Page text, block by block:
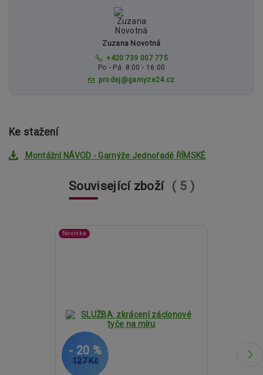
Zuzana Novotná
+420 739 007 775
Po - Pá: 8:00 - 16:00
prodej@garnyze24.cz
Ke stažení
Montážní NÁVOD - Garnýže Jednořadé ŘÍMSKÉ
Související zboží 5
Novinka
127 Kč
- 20 %
1 252 Kč
- 12 %